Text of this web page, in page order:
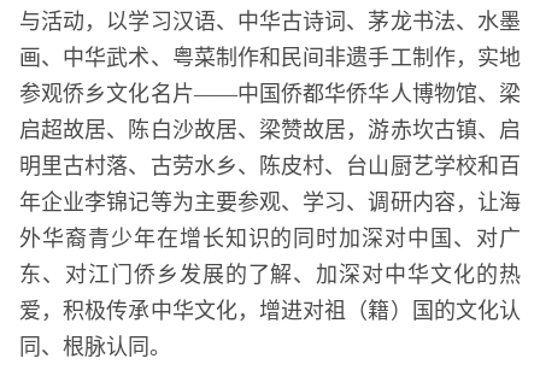
与活动，以学习汉语、中华古诗词、茅龙书法、水墨
画、中华武术、粤菜制作和民间非遗手工制作，实地
参观侨乡文化名片——中国侨都华侨华人博物馆、梁
启超故居、陈白沙故居、梁赞故居，游赤坎古镇、启
明里古村落、古劳水乡、陈皮村、台山厨艺学校和百
年企业李锦记等为主要参观、学习、调研内容，让海
外华裔青少年在增长知识的同时加深对中国、对广
东、对江门侨乡发展的了解、加深对中华文化的热
爱，积极传承中华文化，增进对祖（籍）国的文化认
同、根脉认同。